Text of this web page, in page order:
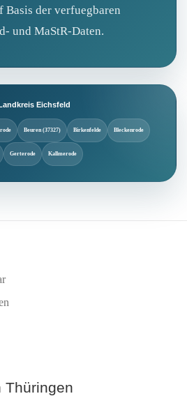
Basis der verfuegbaren
und MaStR-Daten.
Eichsfeld
Beuren (37327) Birkenfelde Bleckenrode
Gerterode Kallmerode
Thüringen